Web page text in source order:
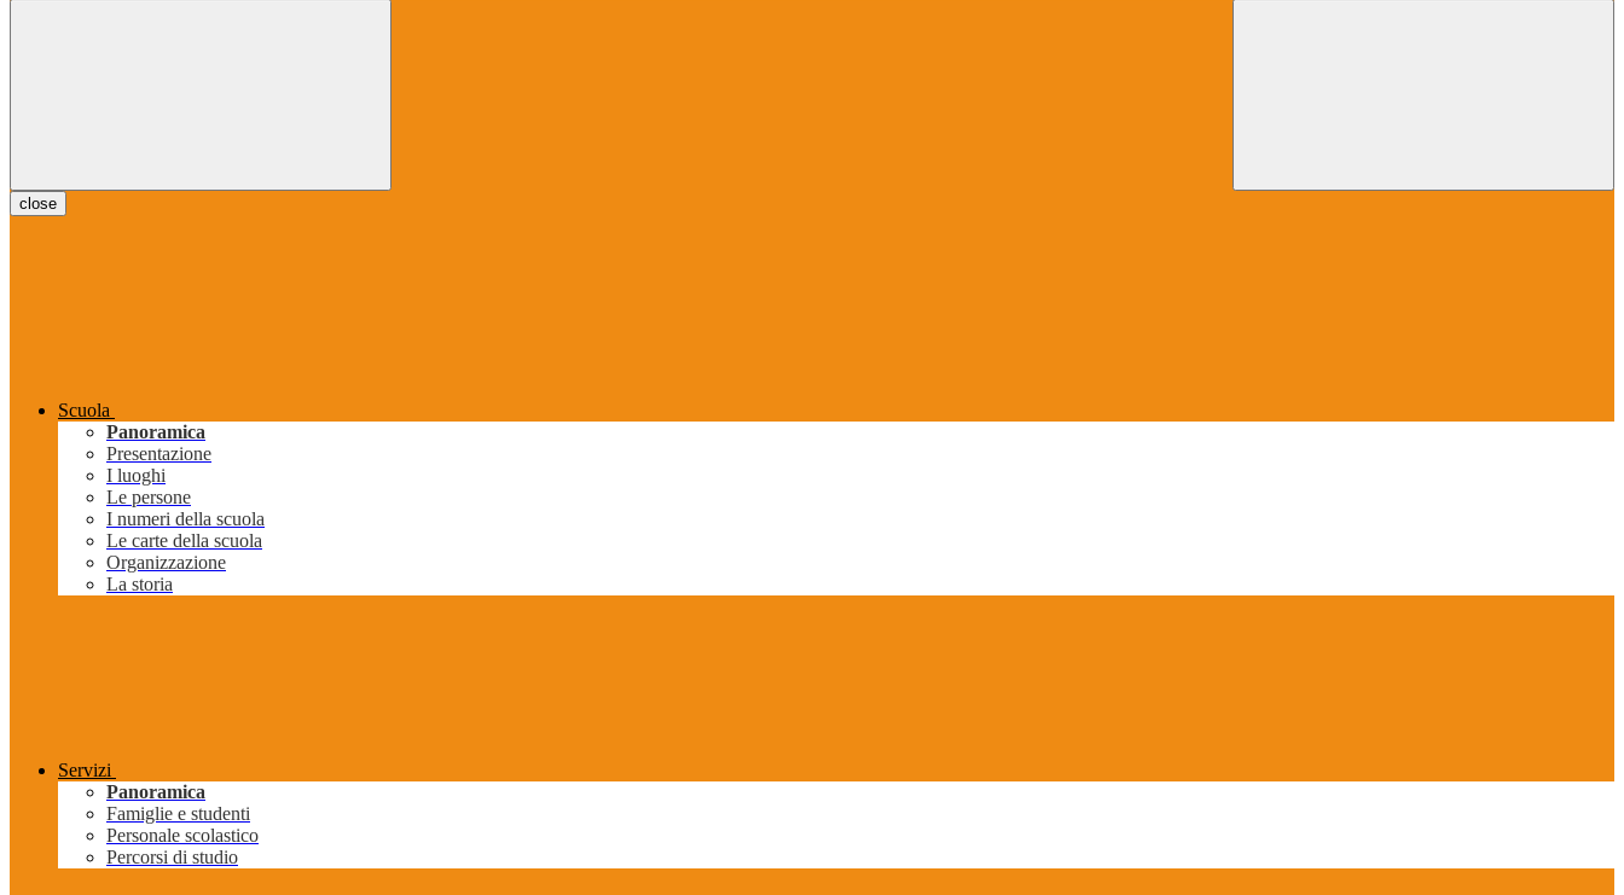
close
Scuola
Panoramica
Presentazione
I luoghi
Le persone
I numeri della scuola
Le carte della scuola
Organizzazione
La storia
Servizi
Panoramica
Famiglie e studenti
Personale scolastico
Percorsi di studio